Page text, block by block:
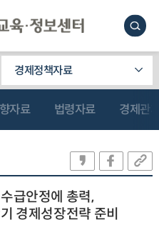
경제정책자료
자료 법령자료 경제관
급안정에 총력,
경제성장전략 준비